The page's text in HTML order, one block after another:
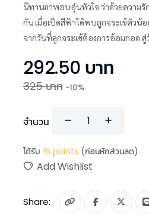
นิทานภาพอบอุ่นหัวใจ ว่าด้วยความรั
กัน เมื่อเป็ดสีฟ้าได้พบลูกจระเข้ตัวน้
จากวันที่ลูกจระเข้ต้องการอ้อมกอด
292.50 บาท
325บาท -10%
จำนวน
ได้รับ 16 points (ก่อนหักส่วนลด)
Add Wishlist
Share: